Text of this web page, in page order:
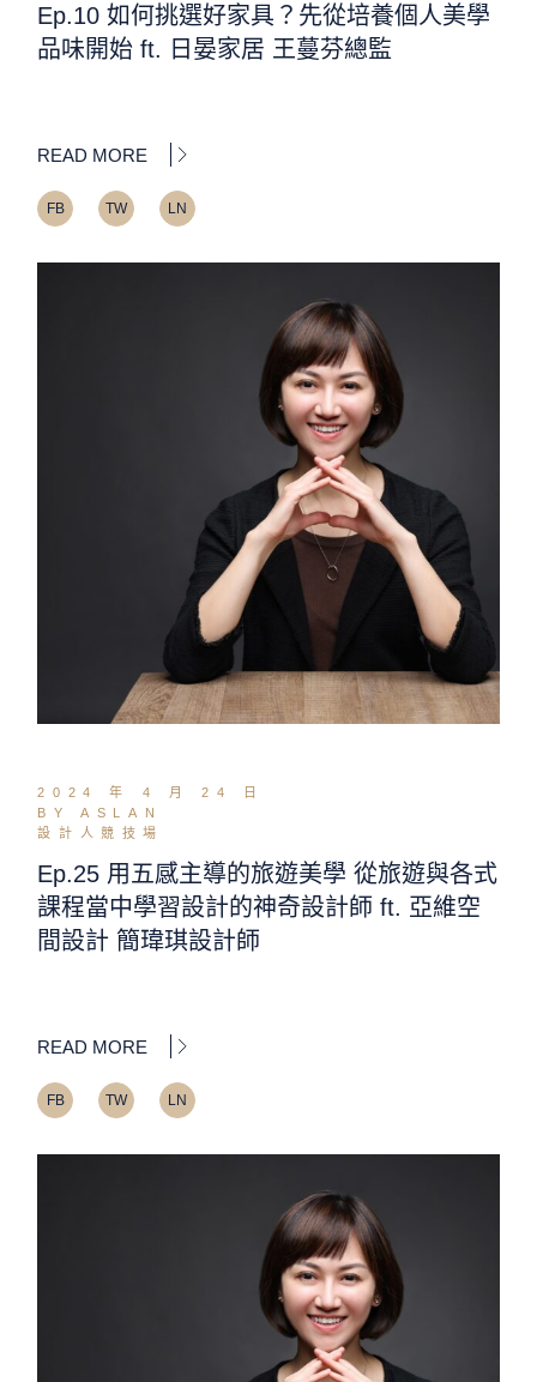
Ep.10 如何挑選好家具？先從培養個人美學
品味開始 ft. 日晏家居 王蔓芬總監
READ MORE
FB TW LN
2024 年 4 月 24 日
BY ASLAN
設計人競技場
Ep.25 用五感主導的旅遊美學 從旅遊與各式
課程當中學習設計的神奇設計師 ft. 亞維空
間設計 簡瑋琪設計師
READ MORE
FB TW LN